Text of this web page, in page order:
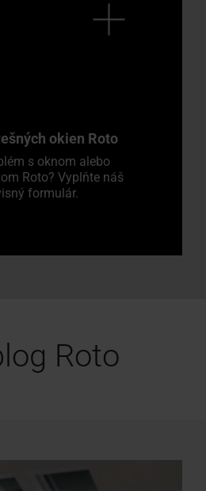
okien Roto
s oknom alebo
Roto? Vyplňte náš
formulár.
Roto